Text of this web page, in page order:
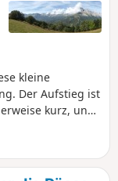
kleine
Der Aufstieg ist
kurz, und
der Gresse
Die Aussicht vom